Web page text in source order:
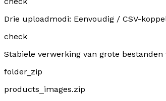
Drie uploadmodi: Eenvoudig / CSV-
check
Stabiele verwerking van grote bestanden
folder_zip
products_images.zip